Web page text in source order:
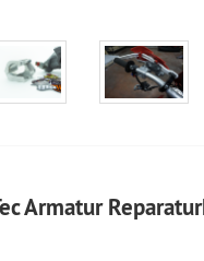
Armatur